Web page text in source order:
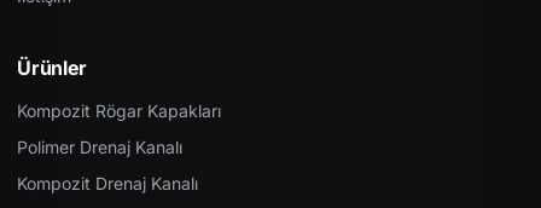
Ürünler
Kompozit Rögar Kapakları
Polimer Drenaj Kanalı
Kompozit Drenaj Kanalı